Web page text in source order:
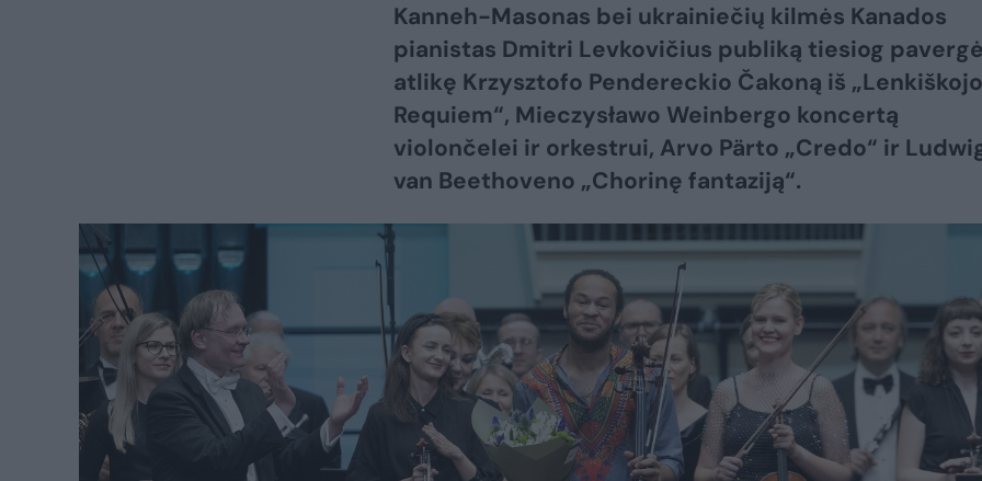
Kanneh-Masonas bei ukrainiečių kilmės Kanados
pianistas Dmitri Levkovičius publiką tiesiog
atlikę Krzysztofo Pendereckio Čakoną iš „Lenkiškojo
Requiem“, Mieczysławo Weinbergo koncertą
violončelei ir orkestrui, Arvo Pärto „Credo“ ir
van Beethoveno „Chorinę fantaziją“.